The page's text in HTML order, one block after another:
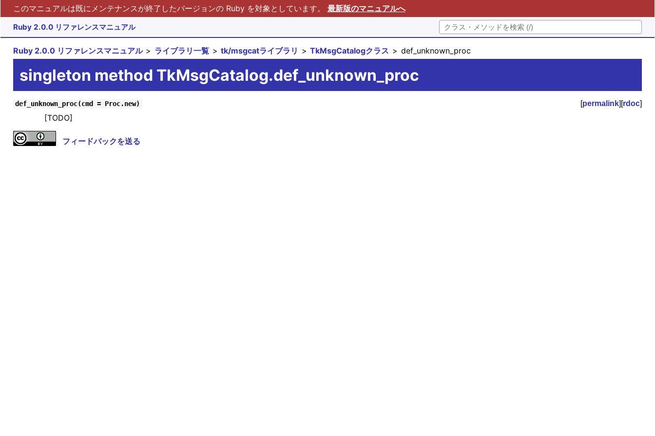
このマニュアルは既にメンテナンスが終了したバージョンの Ruby を対象としています。 最新版のマニュアルへ
Ruby 2.0.0 リファレンスマニュアル
Ruby 2.0.0 リファレンスマニュアル ライブラリ一覧 tk/msgcatライブラリ TkMsgCatalogクラス def_unknown_proc
singleton method TkMsgCatalog.def_unknown_proc
def_unknown_proc(cmd = Proc.new) [permalink][rdoc]
[TODO]
フィードバックを送る